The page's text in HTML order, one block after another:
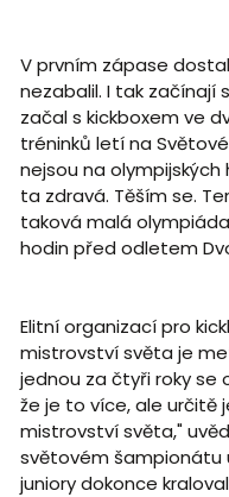
V prvním zápase
nezabalil. I tak začínají
začal s kickboxem ve
tréninků letí na
nejsou na
ta zdravá. Těším se.
taková malá
hodin před odletem
Elitní organizací pro
mistrovství světa je
jednou za čtyři roky se
že je to více, ale určitě
mistrovství světa,"
světovém šampionátu
juniory dokonce